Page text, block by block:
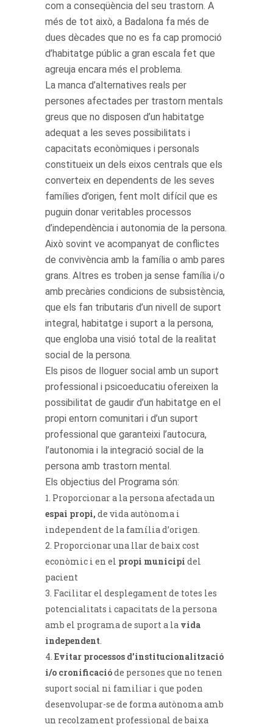
com a conseqüència del seu trastorn. A
més de tot això, a Badalona fa més de
dues dècades que no es fa cap promoció
d’habitatge públic a gran escala fet que
agreuja encara més el problema.
La manca d’alternatives reals per
persones afectades per trastorn mentals
greus que no disposen d’un habitatge
adequat a les seves possibilitats i
capacitats econòmiques i personals
constitueix un dels eixos centrals que els
converteix en dependents de les seves
famílies d’origen, fent molt difícil que es
puguin donar veritables processos
d’independència i autonomia de la persona.
Això sovint ve acompanyat de conflictes
de convivència amb la família o amb pares
grans. Altres es troben ja sense família i/o
amb precàries condicions de subsistència,
que els fan tributaris d’un nivell de suport
integral, habitatge i suport a la persona,
que engloba una visió total de la realitat
social de la persona.
Els pisos de lloguer social amb un suport
professional i psicoeducatiu ofereixen la
possibilitat de gaudir d’un habitatge en el
propi entorn comunitari i d’un suport
professional que garanteixi l’autocura,
l’autonomia i la integració social de la
persona amb trastorn mental.
Els objectius del Programa són:
Proporcionar a la persona afectada un
espai propi, de vida autònoma i
independent de la família d’origen.
Proporcionar una llar de baix cost
econòmic i en el propi municipi del
pacient
Facilitar el desplegament de totes les
potencialitats i capacitats de la persona
amb el programa de suport a la vida
independent.
Evitar processos d’institucionalització
i/o cronificacióde persones que no tenen
suport social ni familiar i que poden
desenvolupar-se de forma autònoma amb
un recolzament professional de baixa